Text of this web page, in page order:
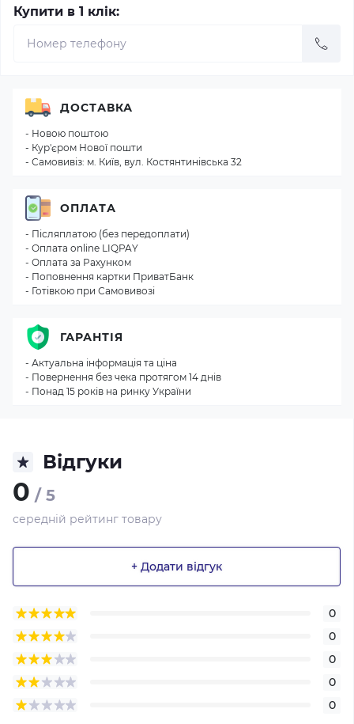
Купити в 1 клік:
Відгуки
0 / 5
середній рейтинг товару
+ Додати відгук
0
0
0
0
0
ДОСТАВКА
- Новою поштою
- Кур'єром Нової пошти
- Самовивіз: м. Київ, вул. Костянтинівська 32
ОПЛАТА
- Післяплатою (без передоплати)
- Оплата online LIQPAY
- Оплата за Рахунком
- Поповнення картки ПриватБанк
- Готівкою при Самовивозі
ГАРАНТІЯ
- Актуальна інформація та ціна
- Повернення без чека протягом 14 днів
- Понад 15 років на ринку України